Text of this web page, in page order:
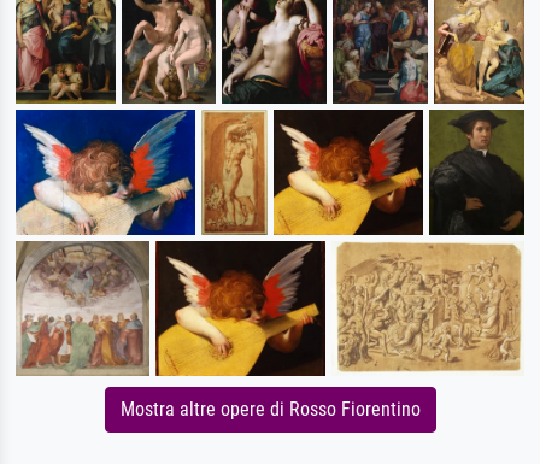
Mostra altre opere di Rosso Fiorentino